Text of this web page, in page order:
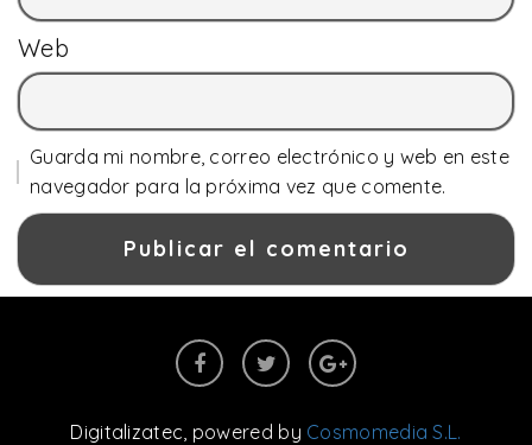
Web
Guarda mi nombre, correo electrónico y web en este
navegador para la próxima vez que comente.
Digitalizatec , powered by Cosmomedia S.L.